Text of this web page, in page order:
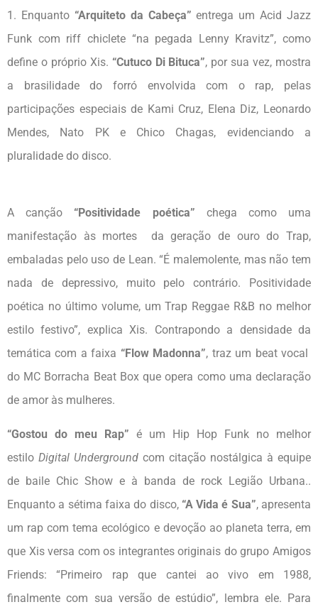
1. Enquanto “Arquiteto da Cabeça”entrega um Acid Jazz
Funk com riff chiclete “na pegada Lenny Kravitz”, como
define o próprio Xis. “Cutuco Di Bituca”, por sua vez, mostra
a brasilidade do forró envolvida com o rap, pelas
participações especiais de Kami Cruz, Elena Diz, Leonardo
Mendes, Nato PK e Chico Chagas, evidenciando a
pluralidade do disco.
A canção “Positividade poética” chega como uma
manifestação às mortes da geração de ouro do Trap,
embaladas pelo uso de Lean. “É malemolente, mas não tem
nada de depressivo, muito pelo contrário. Positividade
poética no último volume, um Trap Reggae R&B no melhor
estilo festivo”, explica Xis. Contrapondo a densidade da
temática com a faixa “Flow Madonna”, traz um beat vocal
do MC Borracha Beat Box que opera como uma declaração
de amor às mulheres.
“Gostou do meu Rap” é um Hip Hop Funk no melhor
estilo Digital Underground com citação nostálgica à equipe
de baile Chic Show e à banda de rock Legião Urbana..
Enquanto a sétima faixa do disco, “A Vida é Sua”, apresenta
um rap com tema ecológico e devoção ao planeta terra, em
que Xis versa com os integrantes originais do grupo Amigos
Friends: “Primeiro rap que cantei ao vivo em 1988,
finalmente com sua versão de estúdio”, lembra ele. Para